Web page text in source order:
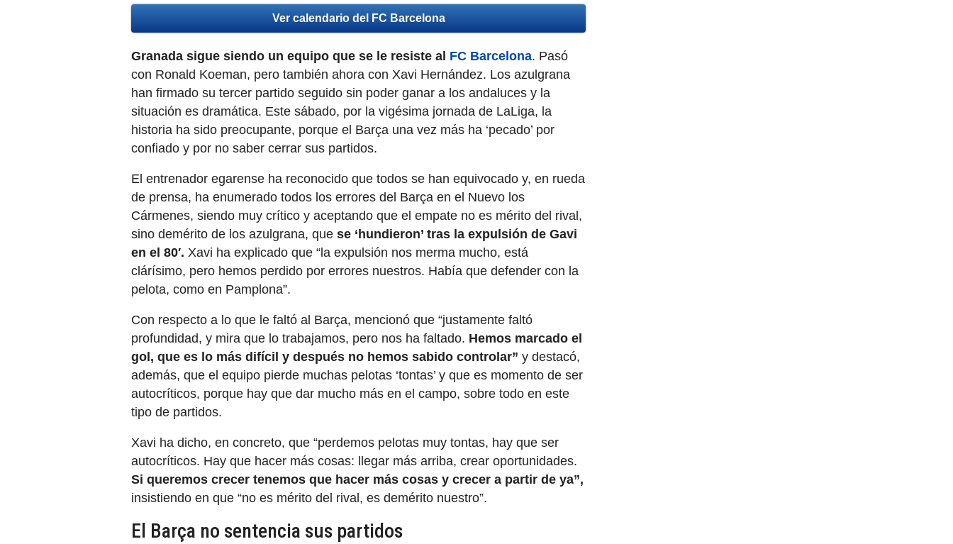
Ver calendario del FC Barcelona
Granada sigue siendo un equipo que se le resiste al FC Barcelona. Pasó
con Ronald Koeman, pero también ahora con Xavi Hernández. Los azulgrana
han firmado su tercer partido seguido sin poder ganar a los andaluces y la
situación es dramática. Este sábado, por la vigésima jornada de LaLiga, la
historia ha sido preocupante, porque el Barça una vez más ha ‘pecado’ por
confiado y por no saber cerrar sus partidos.
El entrenador egarense ha reconocido que todos se han equivocado y, en rueda
de prensa, ha enumerado todos los errores del Barça en el Nuevo los
Cármenes, siendo muy crítico y aceptando que el empate no es mérito del rival,
sino demérito de los azulgrana, que se ‘hundieron’ tras la expulsión de Gavi
en el 80′. Xavi ha explicado que “la expulsión nos merma mucho, está
clárísimo, pero hemos perdido por errores nuestros. Había que defender con la
pelota, como en Pamplona”.
Con respecto a lo que le faltó al Barça, mencionó que “justamente faltó
profundidad, y mira que lo trabajamos, pero nos ha faltado. Hemos marcado el
gol, que es lo más difícil y después no hemos sabido controlar” y destacó,
además, que el equipo pierde muchas pelotas ‘tontas’ y que es momento de ser
autocríticos, porque hay que dar mucho más en el campo, sobre todo en este
tipo de partidos.
Xavi ha dicho, en concreto, que “perdemos pelotas muy tontas, hay que ser
autocríticos. Hay que hacer más cosas: llegar más arriba, crear oportunidades.
Si queremos crecer tenemos que hacer más cosas y crecer a partir de ya”,
insistiendo en que “no es mérito del rival, es demérito nuestro”.
El Barça no sentencia sus partidos